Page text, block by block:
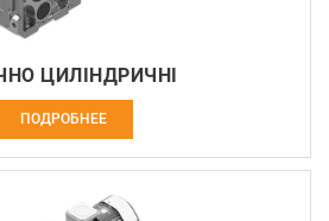
ЦИЛІНДРИЧНІ
ПОДРОБНЕЕ